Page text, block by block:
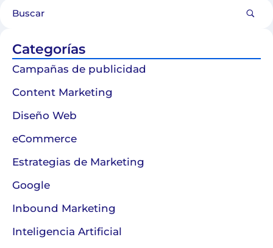
Categorías
Campañas de publicidad
Content Marketing
Diseño Web
eCommerce
Estrategias de Marketing
Google
Inbound Marketing
Inteligencia Artificial